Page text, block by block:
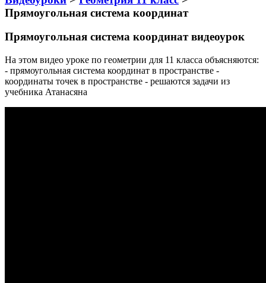
Прямоугольная система координат
Прямоугольная система координат видеоурок
На этом видео уроке по геометрии для 11 класса объясняются:
- прямоугольная система координат в пространстве -
координаты точек в пространстве - решаются задачи из
учебника Атанасяна